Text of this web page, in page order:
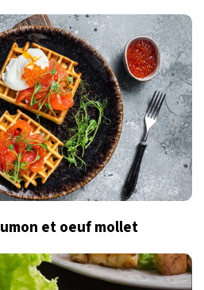
et oeuf mollet